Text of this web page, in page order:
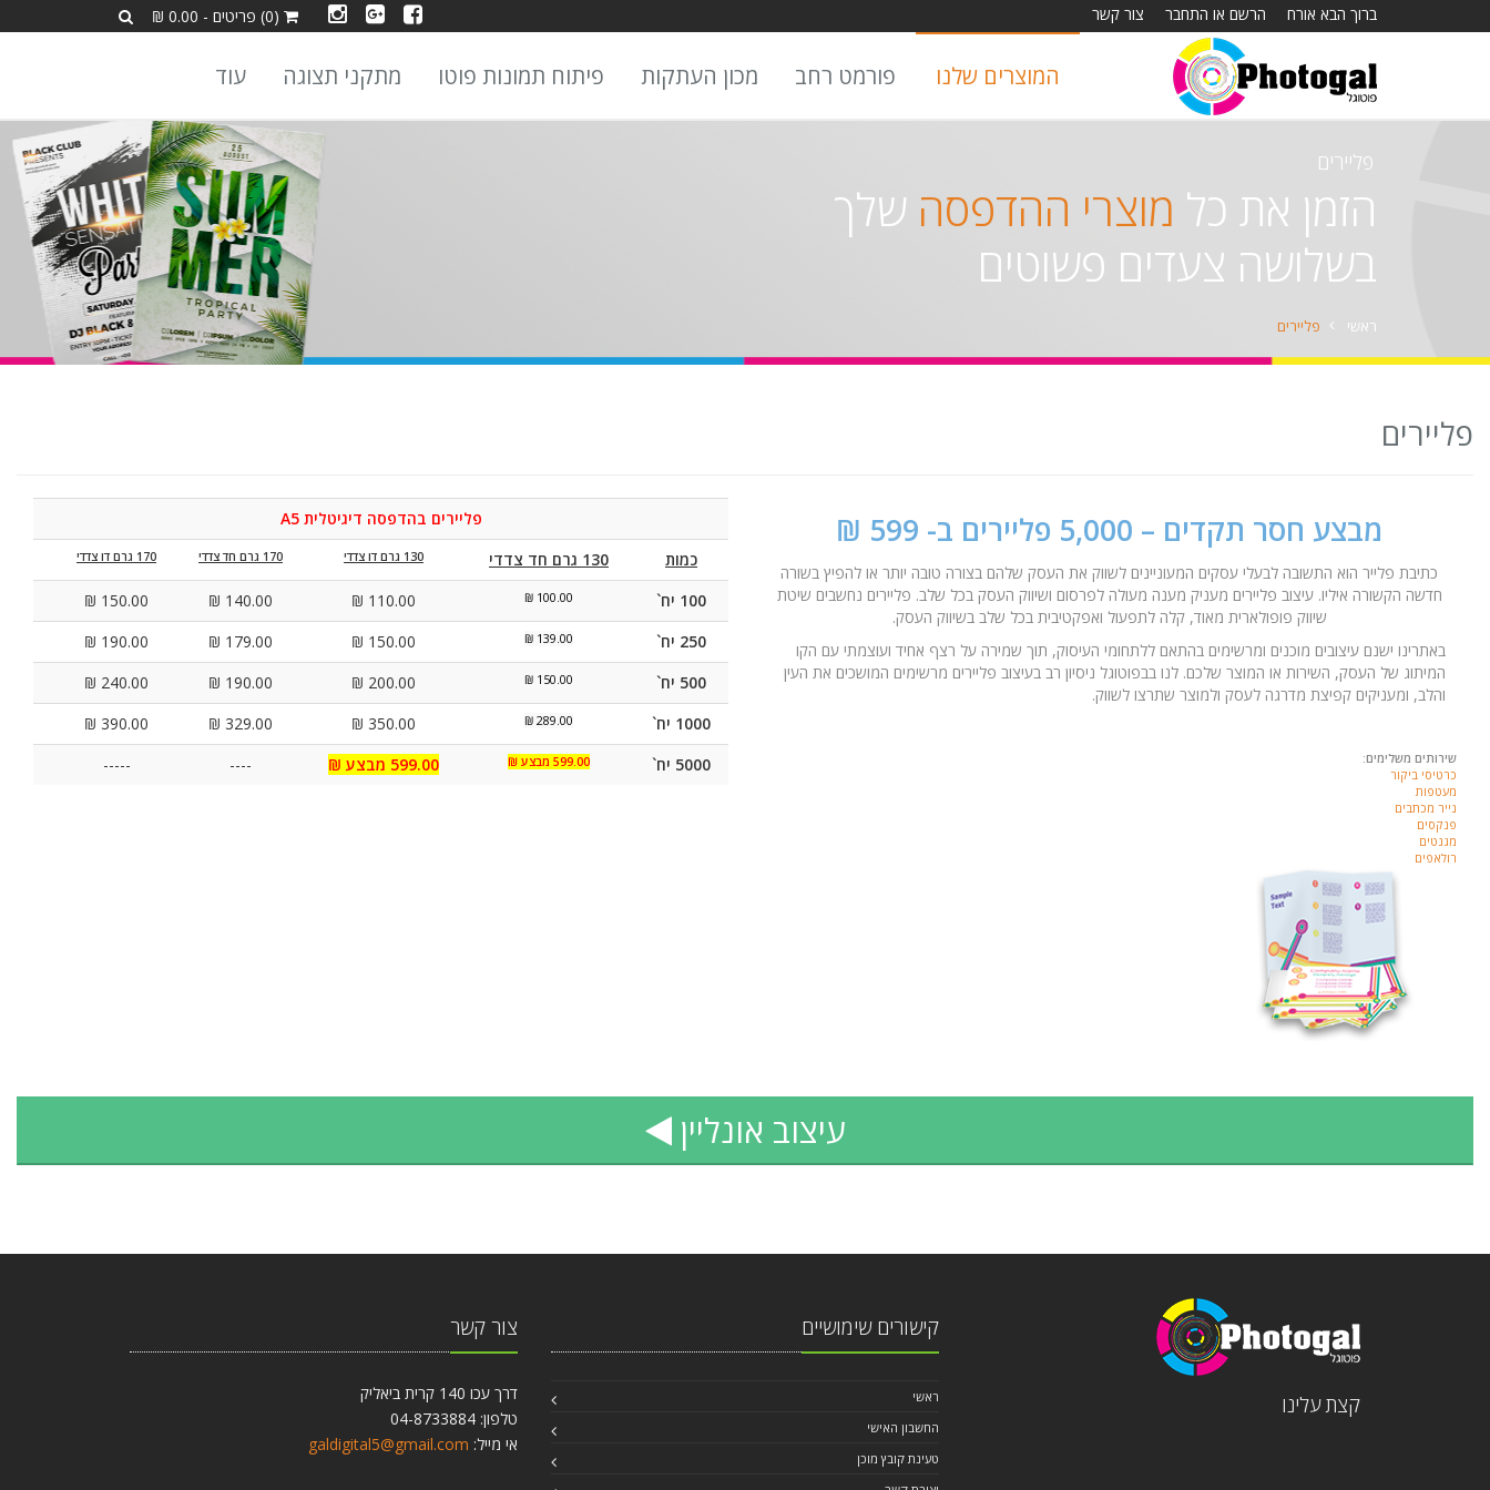
ברוך הבא אורח הרשם או התחבר צור קשר (0) פריטים - 0.00 ₪
המוצרים שלנו פורמט רחב מכון העתקות פיתוח תמונות פוטו מתקני תצוגה עוד
פליירים
הזמן את כל מוצרי ההדפסה שלך
בשלושה צעדים פשוטים
ראשי פליירים
פליירים
מבצע חסר תקדים – 5,000 פליירים ב- 599 ₪
כתיבת פלייר הוא התשובה לבעלי עסקים המעוניינים לשווק את העסק שלהם בצורה טובה יותר או להפיץ בשורה
חדשה הקשורה איליו. עיצוב פליירים מעניק מענה מעולה לפרסום ושיווק העסק בכל שלב. פליירים נחשבים שיטת
שיווק פופולארית מאוד, קלה לתפעול ואפקטיבית בכל שלב בשיווק העסק.
באתרינו ישנם עיצובים מוכנים ומרשימים בהתאם ללתחומי העיסוק, תוך שמירה על רצף אחיד ועוצמתי עם הקו
המיתוג של העסק, השירות או המוצר שלכם. לנו בבפוטוגל ניסיון רב בעיצוב פליירים מרשימים המושכים את העין
והלב, ומעניקים קפיצת מדרגה לעסק ולמוצר שתרצו לשווק.
שירותים משלימים:
כרטיסי ביקור
מעטפות
נייר מכתבים
פנקסים
מגנטים
רולאפים
פליירים בהדפסה דיגיטלית A5
כמות
130 גרם חד צדדי 130 גרם דו צדדי 170 גרם חד צדדי 170 גרם דו צדדי
100 יח` 100.00 ₪
110.00 ₪
140.00 ₪
150.00 ₪
250 יח`
139.00 ₪
150.00 ₪
179.00 ₪
190.00 ₪
500 יח`
150.00 ₪
200.00 ₪
190.00 ₪
240.00 ₪
1000 יח`
289.00 ₪
350.00 ₪
329.00 ₪
390.00 ₪
5000 יח`
599.00 מבצע ₪ 599.00 מבצע ₪ ----
-----
עיצוב אונליין
קצת עלינו
קישורים שימושיים
ראשי
החשבון האישי
טעינת קובץ מוכן
צור קשר
דרך עכו 140 קרית ביאליק
טלפון: 04-8733884
אי מייל: galdigital5@gmail.com